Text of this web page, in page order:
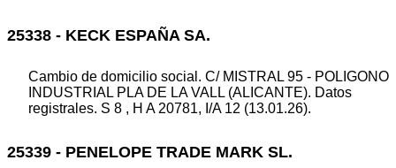
25338 - KECK ESPAÑA SA.
Cambio de domicilio social. C/ MISTRAL 95 - POLIGONO
INDUSTRIAL PLA DE LA VALL (ALICANTE). Datos
registrales. S 8 , H A 20781, I/A 12 (13.01.26).
25339 - PENELOPE TRADE MARK SL.